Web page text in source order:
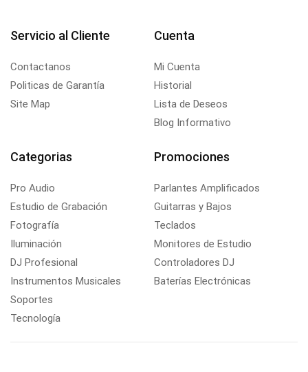
Servicio al Cliente
Contactanos
Politicas de Garantía
Site Map
Cuenta
Mi Cuenta
Historial
Lista de Deseos
Blog Informativo
Categorias
Pro Audio
Estudio de Grabación
Fotografía
Iluminación
DJ Profesional
Instrumentos Musicales
Soportes
Tecnología
Promociones
Parlantes Amplificados
Guitarras y Bajos
Teclados
Monitores de Estudio
Controladores DJ
Baterías Electrónicas